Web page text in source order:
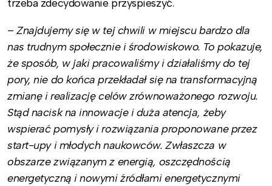
trzeba zdecydowanie przyspieszyć.
–Znajdujemy się w tej chwili w miejscu bardzo dla
nas trudnym społecznie i środowiskowo. To pokazuje,
że sposób, w jaki pracowaliśmy i działaliśmy do tej
pory, nie do końca przekładał się na transformacyjną
zmianę i realizację celów zrównoważonego rozwoju.
Stąd nacisk na innowacje i duża atencja, żeby
wspierać pomysły i rozwiązania proponowane przez
start-upy i młodych naukowców. Zwłaszcza w
obszarze związanym z energią, oszczędnością
energetyczną i nowymi źródłami energetycznymi